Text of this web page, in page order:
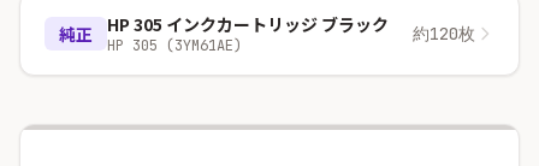
純正 HP 305 インクカートリッジ ブラック
HP 305 (3YM61AE)
約120枚